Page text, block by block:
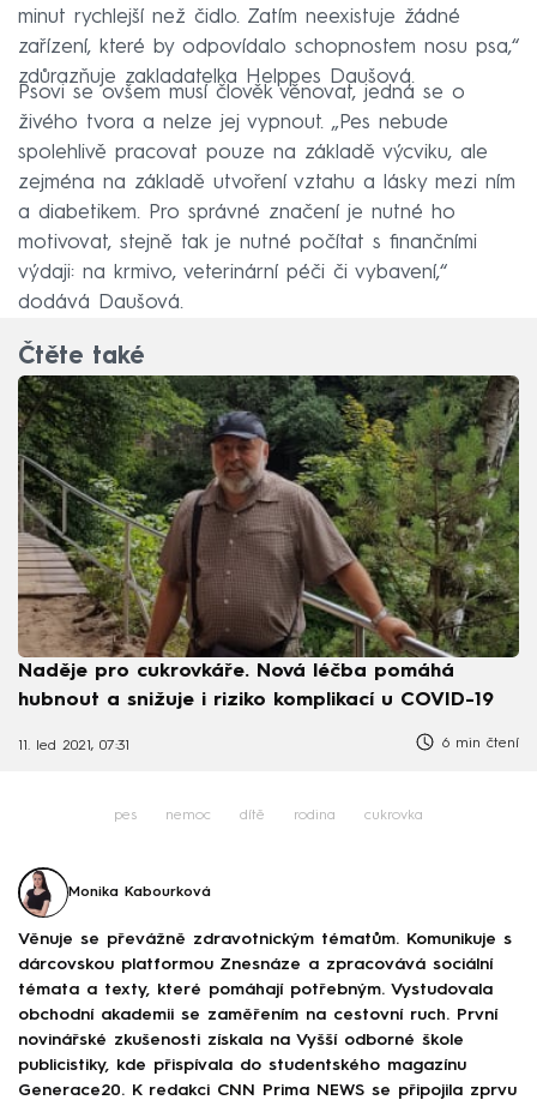
minut rychlejší než čidlo. Zatím neexistuje žádné
zařízení, které by odpovídalo schopnostem nosu psa,“
zdůrazňuje zakladatelka Helppes Daušová.
Psovi se ovšem musí člověk věnovat, jedná se o
živého tvora a nelze jej vypnout. „Pes nebude
spolehlivě pracovat pouze na základě výcviku, ale
zejména na základě utvoření vztahu a lásky mezi ním
a diabetikem. Pro správné značení je nutné ho
motivovat, stejně tak je nutné počítat s finančními
výdaji: na krmivo, veterinární péči či vybavení,“
dodává Daušová.
Čtěte také
Naděje pro cukrovkáře. Nová léčba pomáhá
hubnout a snižuje i riziko komplikací u COVID-19
11. led 2021, 07:31 6 min čtení
pes nemoc dítě rodina cukrovka
Monika Kabourková
Věnuje se převážně zdravotnickým tématům. Komunikuje s
dárcovskou platformou Znesnáze a zpracovává sociální
témata a texty, které pomáhají potřebným. Vystudovala
obchodní akademii se zaměřením na cestovní ruch. První
novinářské zkušenosti získala na Vyšší odborné škole
publicistiky, kde přispívala do studentského magazínu
Generace20. K redakci CNN Prima NEWS se připojila zprvu